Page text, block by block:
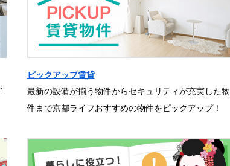
ピックアップ賃貸
最新の設備が揃う物件からセキュリティが充実した物
件まで京都ライフおすすめの物件をピックアップ！